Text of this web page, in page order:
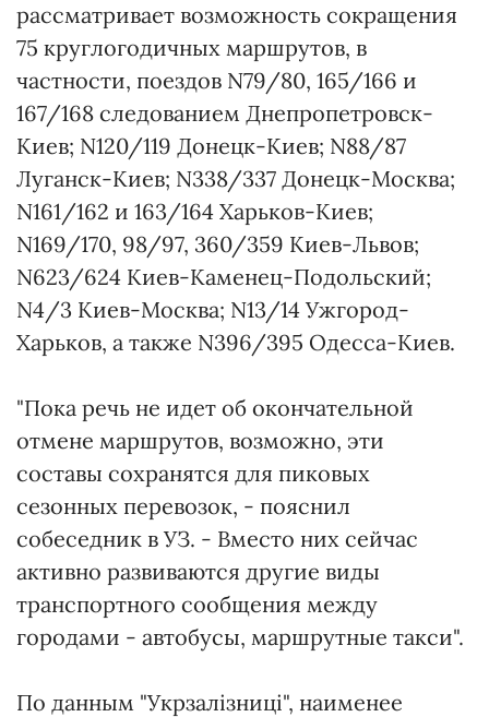
рассматривает возможность сокращения
75 круглогодичных маршрутов, в
частности, поездов N79/80, 165/166 и
167/168 следованием Днепропетровск-
Киев; N120/119 Донецк-Киев; N88/87
Луганск-Киев; N338/337 Донецк-Москва;
N161/162 и 163/164 Харьков-Киев;
N169/170, 98/97, 360/359 Киев-Львов;
N623/624 Киев-Каменец-Подольский;
N4/3 Киев-Москва; N13/14 Ужгород-
Харьков, а также N396/395 Одесса-Киев.
"Пока речь не идет об окончательной
отмене маршрутов, возможно, эти
составы сохранятся для пиковых
сезонных перевозок, - пояснил
собеседник в УЗ. - Вместо них сейчас
активно развиваются другие виды
транспортного сообщения между
городами - автобусы, маршрутные такси".
По данным "Укрзалізниці", наименее